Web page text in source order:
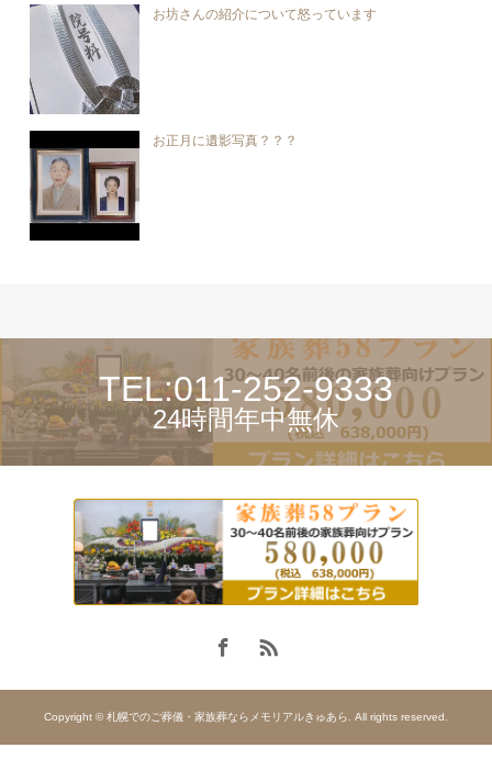
お坊さんの紹介について怒っています
お正月に遺影写真？？？
TEL:011-252-9333
24時間年中無休
Copyright © 札幌でのご葬儀・家族葬ならメモリアルきゅあら. All rights reserved.